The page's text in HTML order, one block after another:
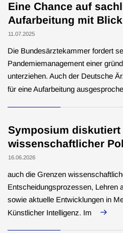
Dateien (4)
Eine Chance auf
Aufarbeitung mit
11.07.2025
Die Bundesärztekammer fordert
Pandemiemanagement einer
unterziehen. Auch der Deutsche
für eine Aufarbeitung
Symposium diskutiert
wissenschaftlicher
16.06.2026
auch die Grenzen
Entscheidungsprozessen, Lehren
sowie aktuelle Entwicklungen in
Künstlicher Intelligenz. Im